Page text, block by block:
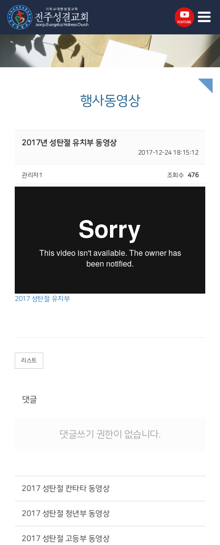
행사동영상
2017년 성탄절 유치부 동영상
2017-12-24 18:15:12
관리자1 조회수 476
2017 성탄절 유치부
리스트
댓글
댓글쓰기 권한이 없습니다.
2017 성탄절 칸타타 동영상
2017 성탄절 청년부 동영상
2017 성탄절 고등부 동영상